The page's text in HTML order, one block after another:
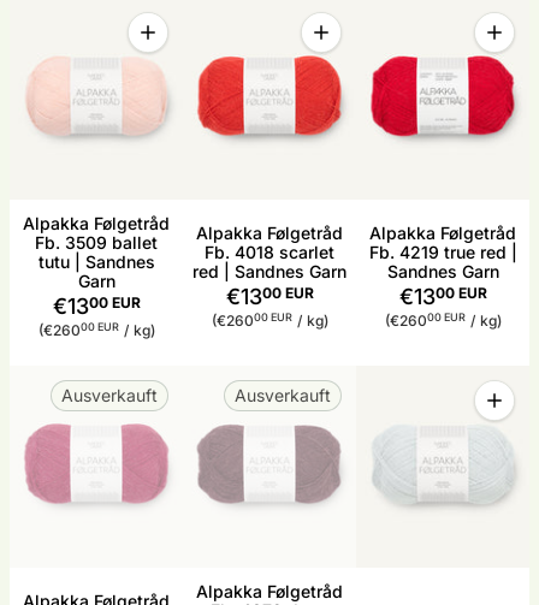
Alpakka Følgetråd
Fb. 3509 ballet
tutu | Sandnes
Garn
€1300 EUR
Stückpreis
(€26000 EUR / pro
kg)
Menge
Menge für Alpakka Følgetråd Fb. 3509 ballet tutu
Alpakka Følgetråd
Fb. 4018 scarlet
red | Sandnes Garn
€1300 EUR
Stückpreis
(€26000 EUR / pro
kg)
Menge
Menge für Alpakka
Alpakka Følgetråd
Fb. 4219 true red |
Sandnes Garn
€1300 EUR
Stückpreis
(€26000 EUR / pro
kg)
Menge
Alpakka Følgetråd
Ausverkauft
Alpakka Følgetråd
Ausverkauft Menge